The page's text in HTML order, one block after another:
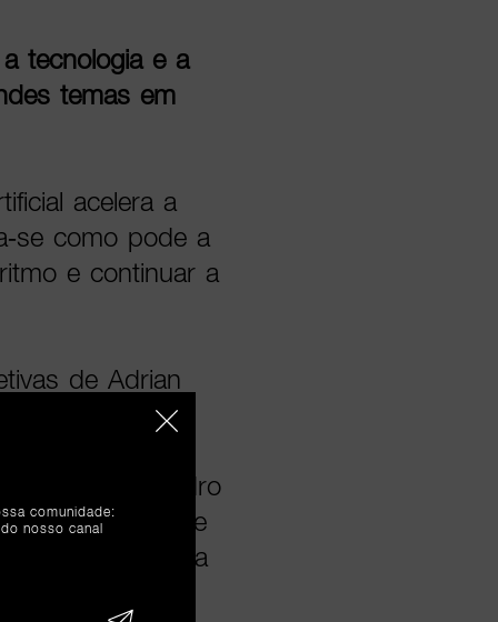
tecnologia e a
temas em
acelera a
se como pode a
e continuar a
de Adrian
digital da
evento, bem
Francisco Pedro
Impresa e de
desta nova
comunidade:
nosso canal